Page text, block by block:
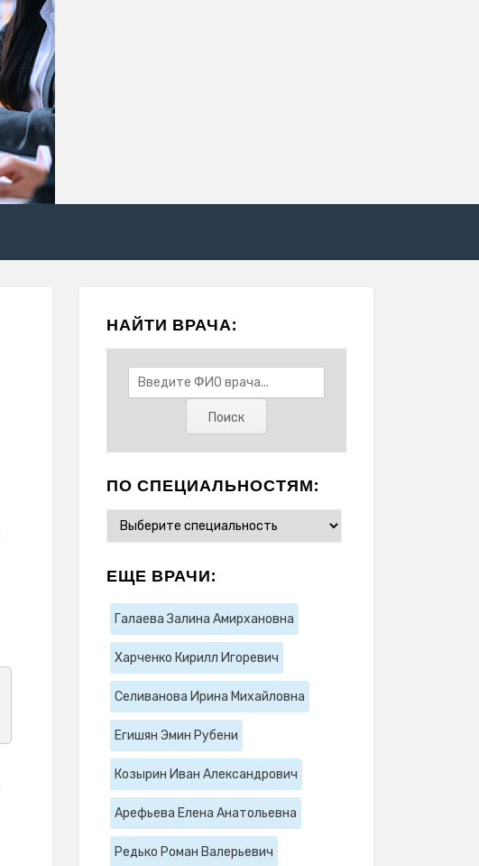
НАЙТИ ВРАЧА:
ПО СПЕЦИАЛЬНОСТЯМ:
ЕЩЕ ВРАЧИ:
Галаева Залина Амирхановна
Харченко Кирилл Игоревич
Селиванова Ирина Михайловна
Егишян Эмин Рубени
Козырин Иван Александрович
Арефьева Елена Анатольевна
Редько Роман Валерьевич